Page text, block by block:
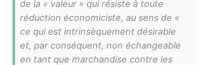
de la « valeur » qui résiste à toute
réduction économiciste, au sens de «
ce qui est intrinsèquement désirable
et, par conséquent, non échangeable
en tant que marchandise contre les